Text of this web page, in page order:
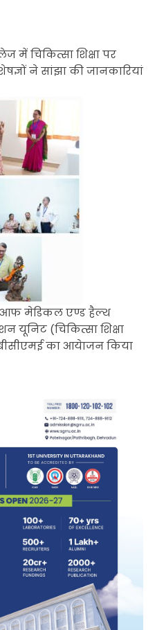
चिकित्सा शिक्षा पर
ने सांझा की जानकारियां
आफ मेडिकल एण्ड हैल्थ
(चिकित्सा शिक्षा
बीसीएमई का आयेाजन किया